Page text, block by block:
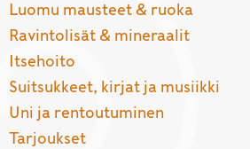
Luomu mausteet & ruoka
Ravintolisät & mineraalit
Itsehoito
Suitsukkeet, kirjat ja musiikki
Uni ja rentoutuminen
Tarjoukset